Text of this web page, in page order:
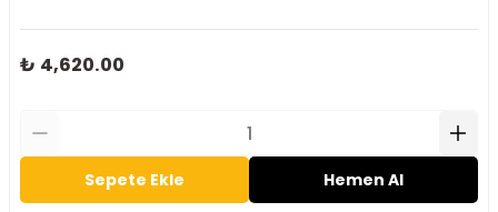
₺ 4,620.00
Sepete Ekle Hemen Al